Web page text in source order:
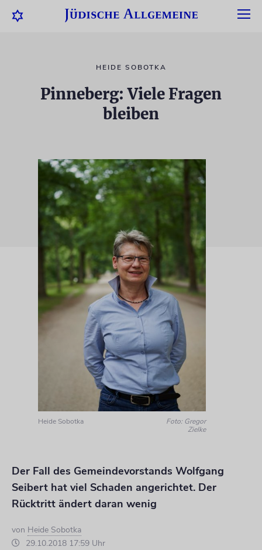
HEIDE SOBOTKA
Pinneberg: Viele Fragen
bleiben
Heide Sobotka
Foto: Gregor
Zielke
Der Fall des Gemeindevorstands Wolfgang
Seibert hat viel Schaden angerichtet. Der
Rücktritt ändert daran wenig
von Heide Sobotka
29.10.2018 17:59 Uhr